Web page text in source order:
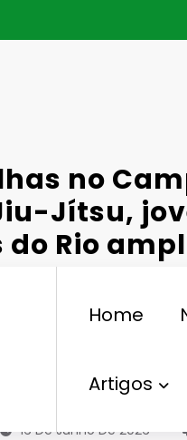
Home
Artigos
no
Jítsu,
Rio
novos
CBJJ,
16 De Junho De 2026